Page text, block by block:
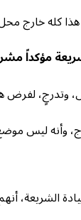
كله خارج محل
مؤكداً
لفرض
وأنه ليس
الشريعة،